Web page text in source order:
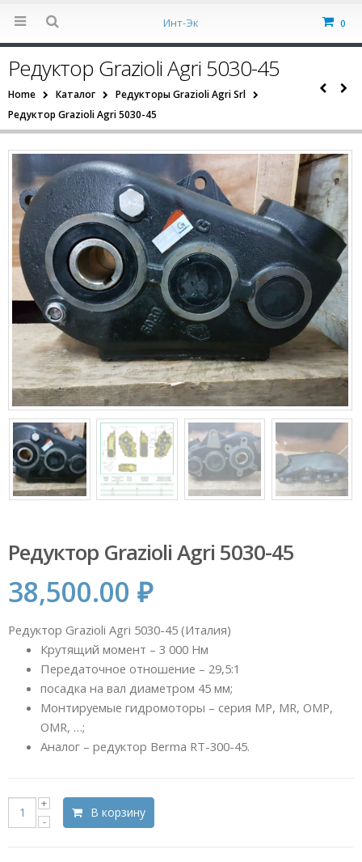
Инт-Эк 0
Редуктор Grazioli Agri 5030-45
Home Каталог
Редукторы Grazioli Agri Srl
Редуктор Grazioli Agri 5030-45
Редуктор Grazioli Agri 5030-45
38,500.00 ₽
Редуктор Grazioli Agri 5030-45 (Италия)
Крутящий момент – 3 000 Нм
Передаточное отношение – 29,5:1
посадка на вал диаметром 45 мм;
Монтируемые гидромоторы – серия MP, MR, OMP,
OMR, …;
Аналог – редуктор Berma RT-300-45.
В корзину